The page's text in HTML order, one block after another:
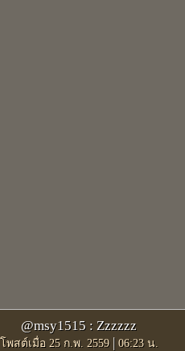
@msy1515 : Zzzzzz
โพสต์เมื่อ 25 ก.พ. 2559 | 06:23 น.